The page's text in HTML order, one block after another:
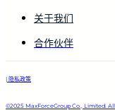
关于我们
合作伙伴
| 隐私政策
©2025 MaxForceGroup Co., Limited. All